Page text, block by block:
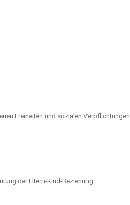
Freiheiten und sozialen Verpflichtungen
der Eltern-Kind-Beziehung